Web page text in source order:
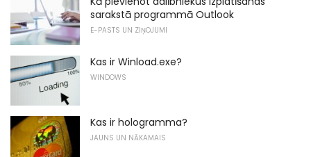
sarakstā programmā Outlook
E-PASTS UN ZIŅOJUMI
Kas ir Winload.exe?
WINDOWS
Kas ir hologramma?
JAUNS UN NĀKAMAIS